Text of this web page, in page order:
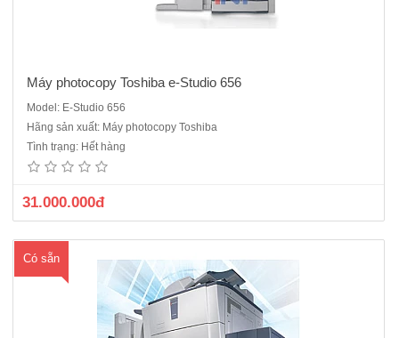
Máy photocopy Toshiba e-Studio 656
Model: E-Studio 656
Hãng sản xuất: Máy photocopy Toshiba
Tình trạng: Hết hàng
31.000.000đ
Có sẵn
Máy photocopy Toshiba E-Studio 720 KTS , xuất hiện từ năm 2011
. Dòng máy công nghiệp rất nhiều cửa hàng dịch vụ, công ty photo số
lượng lớn hiện nay đang sử dụng, Chức năng: Copy + In mạng +